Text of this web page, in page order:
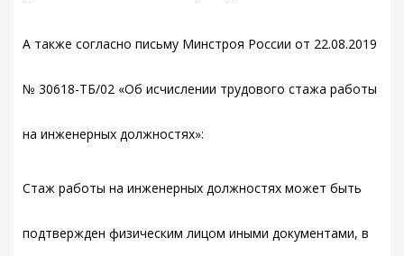
А также согласно письму Минстроя России от 22.08.2019
№ 30618-ТБ/02 «Об исчислении трудового стажа работы
на инженерных должностях»:
Стаж работы на инженерных должностях может быть
подтвержден физическим лицом иными документами, в